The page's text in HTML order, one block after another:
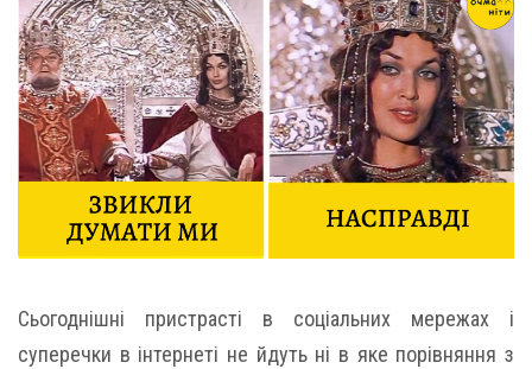
Сьогоднішні пристрасті в соціальних мережах і
суперечки в інтернеті не йдуть ні в яке порівняння з